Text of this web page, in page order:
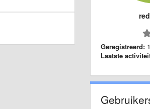
Geregistreerd:
Laatste